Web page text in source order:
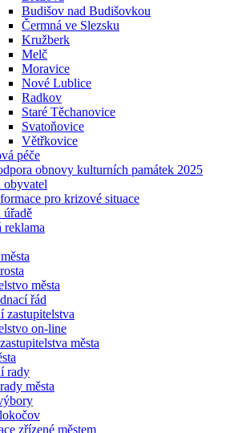
Budišov nad Budišovkou
Čermná ve Slezsku
Kružberk
Melč
Moravice
Nové Lublice
Radkov
Staré Těchanovice
Svatoňovice
Větřkovice
péče
obnovy kulturních památek 2025
obyvatel
pro krizové situace
úřadě
reklama
města
řád
zastupitelstva
on-line
města
rady
města
zřízené městem